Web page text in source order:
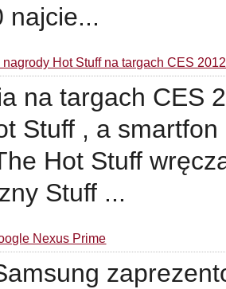
najcie...
Hot Stuff na targach CES
na targach CES
Stuff , a
Hot Stuff
Stuff ...
Nexus Prime